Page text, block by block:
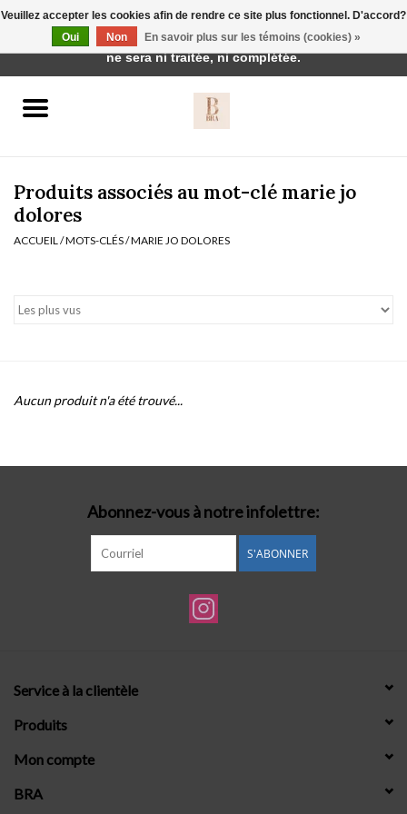
vêtements de nuit
Badmode
Produits associés au mot-clé marie jo
dolores
ACCUEIL /MOTS-CLÉS/MARIE JO DOLORES
Aucun produit n'a été trouvé...
Abonnez-vous à notre infolettre:
S'ABONNER
Service à la clientèle
Produits
Mon compte
BRA
Veuillez accepter les cookies afin de rendre ce site plus fonctionnel. D'accord?
Oui
Non En savoir plus sur les témoins (cookies) »
Cette boutique est en construction. Toute commande passée
ne sera ni traitée, ni complétée.